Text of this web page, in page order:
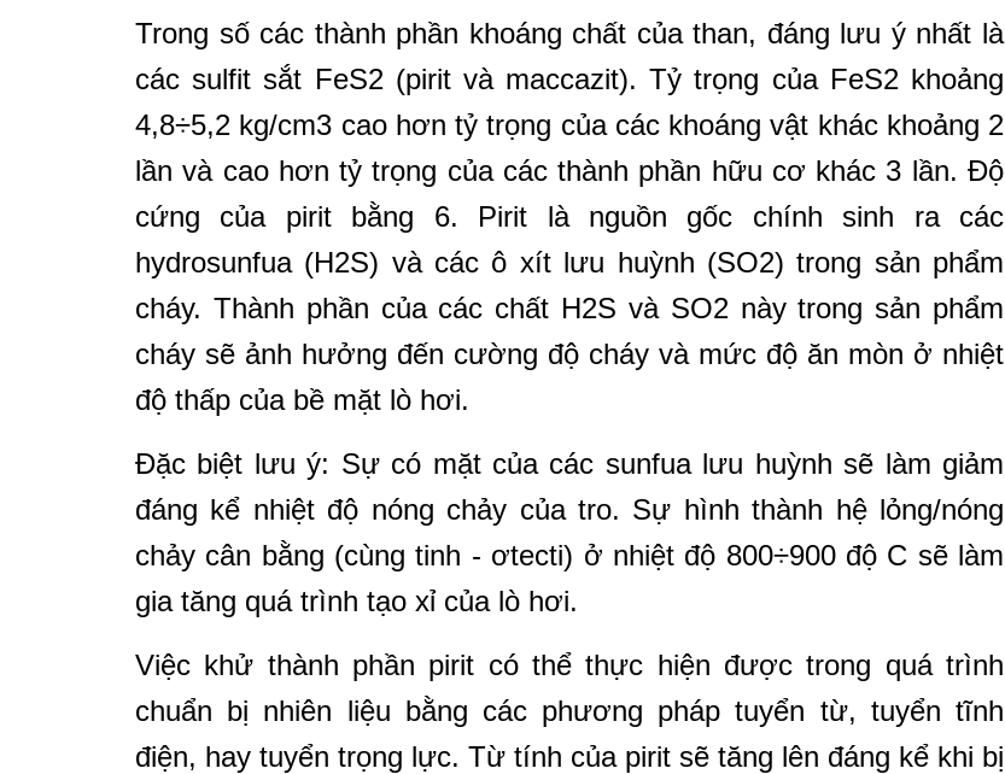
Trong số các thành phần khoáng chất của than, đáng lưu ý nhất là
các sulfit sắt FeS2 (pirit và maccazit). Tỷ trọng của FeS2 khoảng
4,8÷5,2 kg/cm3 cao hơn tỷ trọng của các khoáng vật khác khoảng 2
lần và cao hơn tỷ trọng của các thành phần hữu cơ khác 3 lần. Độ
cứng của pirit bằng 6. Pirit là nguồn gốc chính sinh ra các
hydrosunfua (H2S) và các ô xít lưu huỳnh (SO2) trong sản phẩm
cháy. Thành phần của các chất H2S và SO2 này trong sản phẩm
cháy sẽ ảnh hưởng đến cường độ cháy và mức độ ăn mòn ở nhiệt
độ thấp của bề mặt lò hơi.
Đặc biệt lưu ý: Sự có mặt của các sunfua lưu huỳnh sẽ làm giảm
đáng kể nhiệt độ nóng chảy của tro. Sự hình thành hệ lỏng/nóng
chảy cân bằng (cùng tinh - ơtecti) ở nhiệt độ 800÷900 độ C sẽ làm
gia tăng quá trình tạo xỉ của lò hơi.
Việc khử thành phần pirit có thể thực hiện được trong quá trình
chuẩn bị nhiên liệu bằng các phương pháp tuyển từ, tuyển tĩnh
điện, hay tuyển trọng lực. Từ tính của pirit sẽ tăng lên đáng kể khi bị